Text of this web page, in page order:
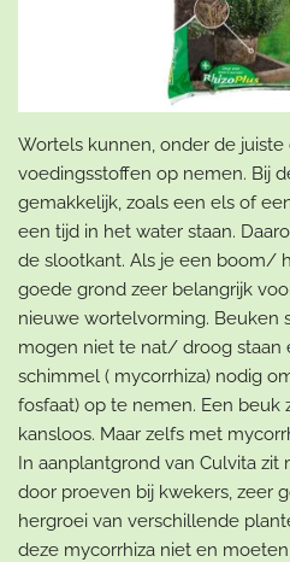
Wortels kunnen, onder de
voedingsstoffen op nemen. Bij
gemakkelijk, zoals een els of
een tijd in het water staan.
de slootkant. Als je een boom/
goede grond zeer belangrijk
nieuwe wortelvorming. Beuken
mogen niet te nat/ droog staan
schimmel ( mycorrhiza) nodig
fosfaat) op te nemen. Een beuk
kansloos. Maar zelfs met
In aanplantgrond van Culvita zit
door proeven bij kwekers, zeer
hergroei van verschillende
deze mycorrhiza niet en